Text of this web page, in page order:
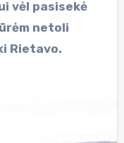
vėl pasisekė
netoli
Rietavo.